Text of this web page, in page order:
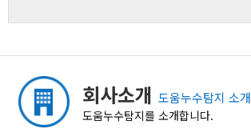
회사소개 도움누수탐지 소개
도움누수탐지를 소개합니다.